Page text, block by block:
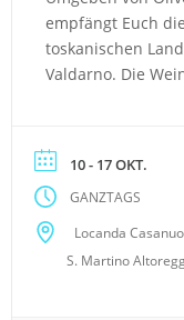
empfängt Euch
toskanischen
Valdarno. Die
km südlich von
und zwei Suiten
vorhanden uriges
10 - 17 OKT.
GANZTAGS
Locanda
S. Martino